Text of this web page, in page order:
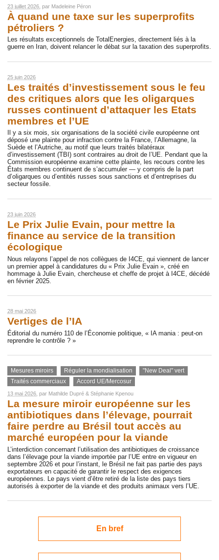
23 juillet 2026 , par Madeleine Péron
À quand une taxe sur les superprofits
pétroliers ?
Les résultats exceptionnels de TotalEnergies, directement liés à la
guerre en Iran, doivent relancer le débat sur la taxation des superprofits.
25 juin 2026
Les traités d’investissement sous le feu
des critiques alors que les oligarques
russes continuent d’attaquer les Etats
membres et l’UE
Il y a six mois, six organisations de la société civile européenne ont
déposé une plainte pour infraction contre la France, l’Allemagne, la
Suède et l’Autriche, au motif que leurs traités bilatéraux
d’investissement (TBI) sont contraires au droit de l’UE. Pendant que la
Commission européenne examine cette plainte, les recours contre les
États membres continuent de s’accumuler — y compris de la part
d’oligarques ou d’entités russes sous sanctions et d’entreprises du
secteur fossile.
23 juin 2026
Le Prix Julie Evain, pour mettre la
finance au service de la transition
écologique
Nous relayons l’appel de nos collègues de I4CE, qui viennent de lancer
un premier appel à candidatures du « Prix Julie Evain », créé en
hommage à Julie Evain, chercheuse et cheffe de projet à I4CE, décédé
en février 2025.
28 mai 2026
Vertiges de l’IA
Éditorial du numéro 110 de l’Économie politique, « IA mania : peut-on
reprendre le contrôle ? »
Mesures miroirs Réguler la mondialisation
"New Deal" vert
Traités commerciaux
Accord UE/Mercosur
13 mai 2026, par Mathilde Dupré & Stéphanie Kpenou
La mesure miroir européenne sur les
antibiotiques dans l’élevage, pourrait
faire perdre au Brésil tout accès au
marché européen pour la viande
L’interdiction concernant l’utilisation des antibiotiques de croissance
dans l’élevage pour la viande importée par l’UE entre en vigueur en
septembre 2026 et pour l’instant, le Brésil ne fait pas partie des pays
exportateurs en capacité de garantir le respect des exigences
européennes. Le pays vient d’être retiré de la liste des pays tiers
autorisés à exporter de la viande et des produits animaux vers l’UE.
En bref